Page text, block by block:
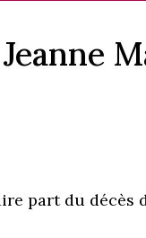
part du décès